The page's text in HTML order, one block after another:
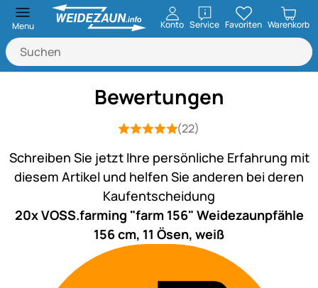
Menu Konto ServiceöffnenFavoriten Warenkorb
Bewertungen
Bewertung: 5 von 5 (22
22 Bewertungen
(22)
Schreiben Sie jetzt Ihre persönliche Erfahrung mit
diesem Artikel und helfen Sie anderen bei deren
Kaufentscheidung
20x VOSS.farming "farm 156" Weidezaunpfähle
156 cm, 11 Ösen, weiß